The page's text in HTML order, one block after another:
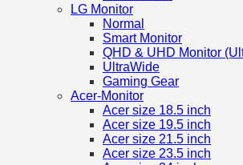
LG Monitor
Normal
Smart Monitor
QHD & UHD Monitor
UltraWide
Gaming Gear
Acer-Monitor
Acer size 18.5 inch
Acer size 19.5 inch
Acer size 21.5 inch
Acer size 23.5 inch